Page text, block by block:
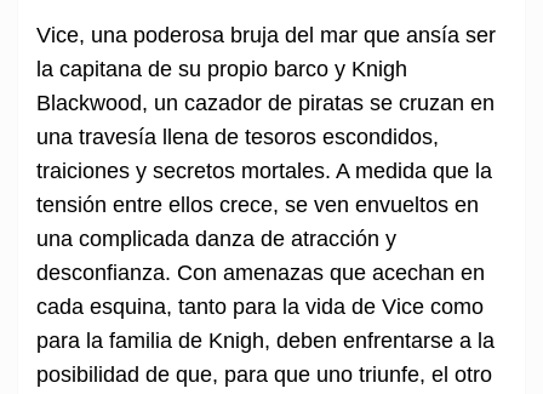
Vice, una poderosa bruja del mar que ansía ser
la capitana de su propio barco y Knigh
Blackwood, un cazador de piratas se cruzan en
una travesía llena de tesoros escondidos,
traiciones y secretos mortales. A medida que la
tensión entre ellos crece, se ven envueltos en
una complicada danza de atracción y
desconfianza. Con amenazas que acechan en
cada esquina, tanto para la vida de Vice como
para la familia de Knigh, deben enfrentarse a la
posibilidad de que, para que uno triunfe, el otro